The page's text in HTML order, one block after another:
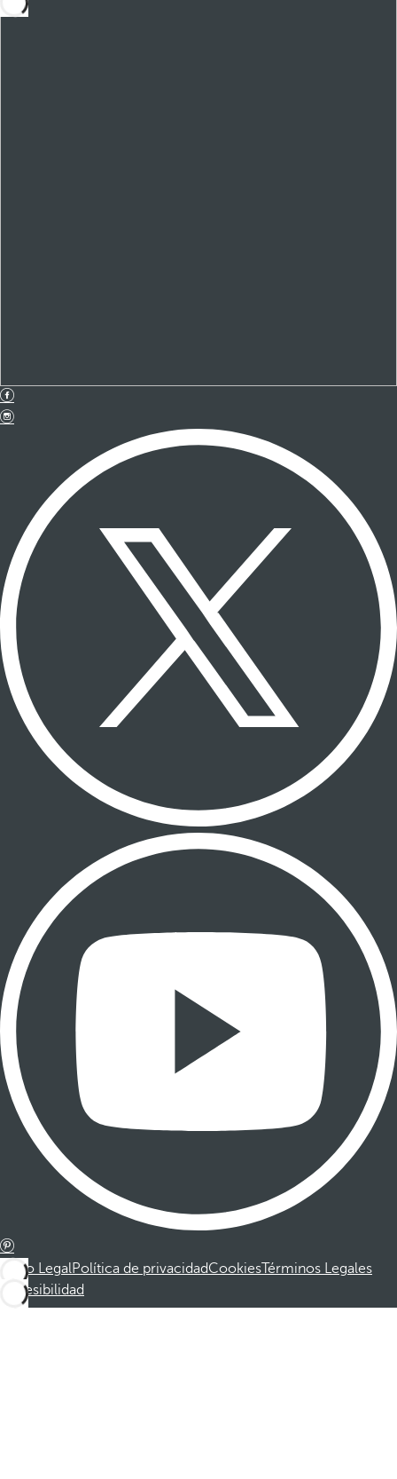
Aviso LegalPolítica de privacidadCookiesTérminos Legales
Accesibilidad